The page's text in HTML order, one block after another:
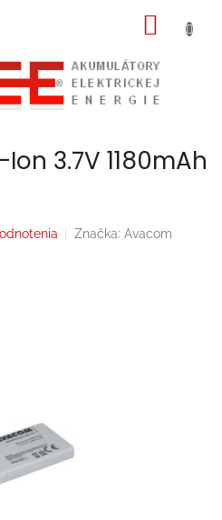
3.7V 1180mAh
Značka: Avacom